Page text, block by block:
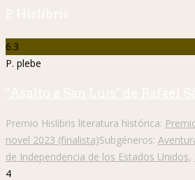
P. Hislibris
6.3
P. plebe
"Asalto a San Luis" de Rafael
Premio Hislibris literatura histórica:
novel 2023 (finalista)Subgéneros:
de Independencia de los Estados Unidos,
4